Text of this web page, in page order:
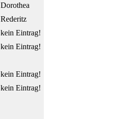
Dorothea
Rederitz
kein Eintrag!
kein Eintrag!
kein Eintrag!
kein Eintrag!